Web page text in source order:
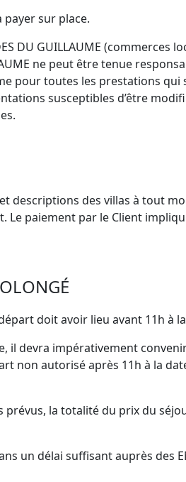
sur place.
DU GUILLAUME (commerces
ne peut être tenue
pour toutes les prestations qui
susceptibles d’être
descriptions des villas à tout
paiement par le Client
doit avoir lieu avant 11h à
il devra impérativement
autorisé après 11h à la
la totalité du prix du
un délai suffisant auprès des